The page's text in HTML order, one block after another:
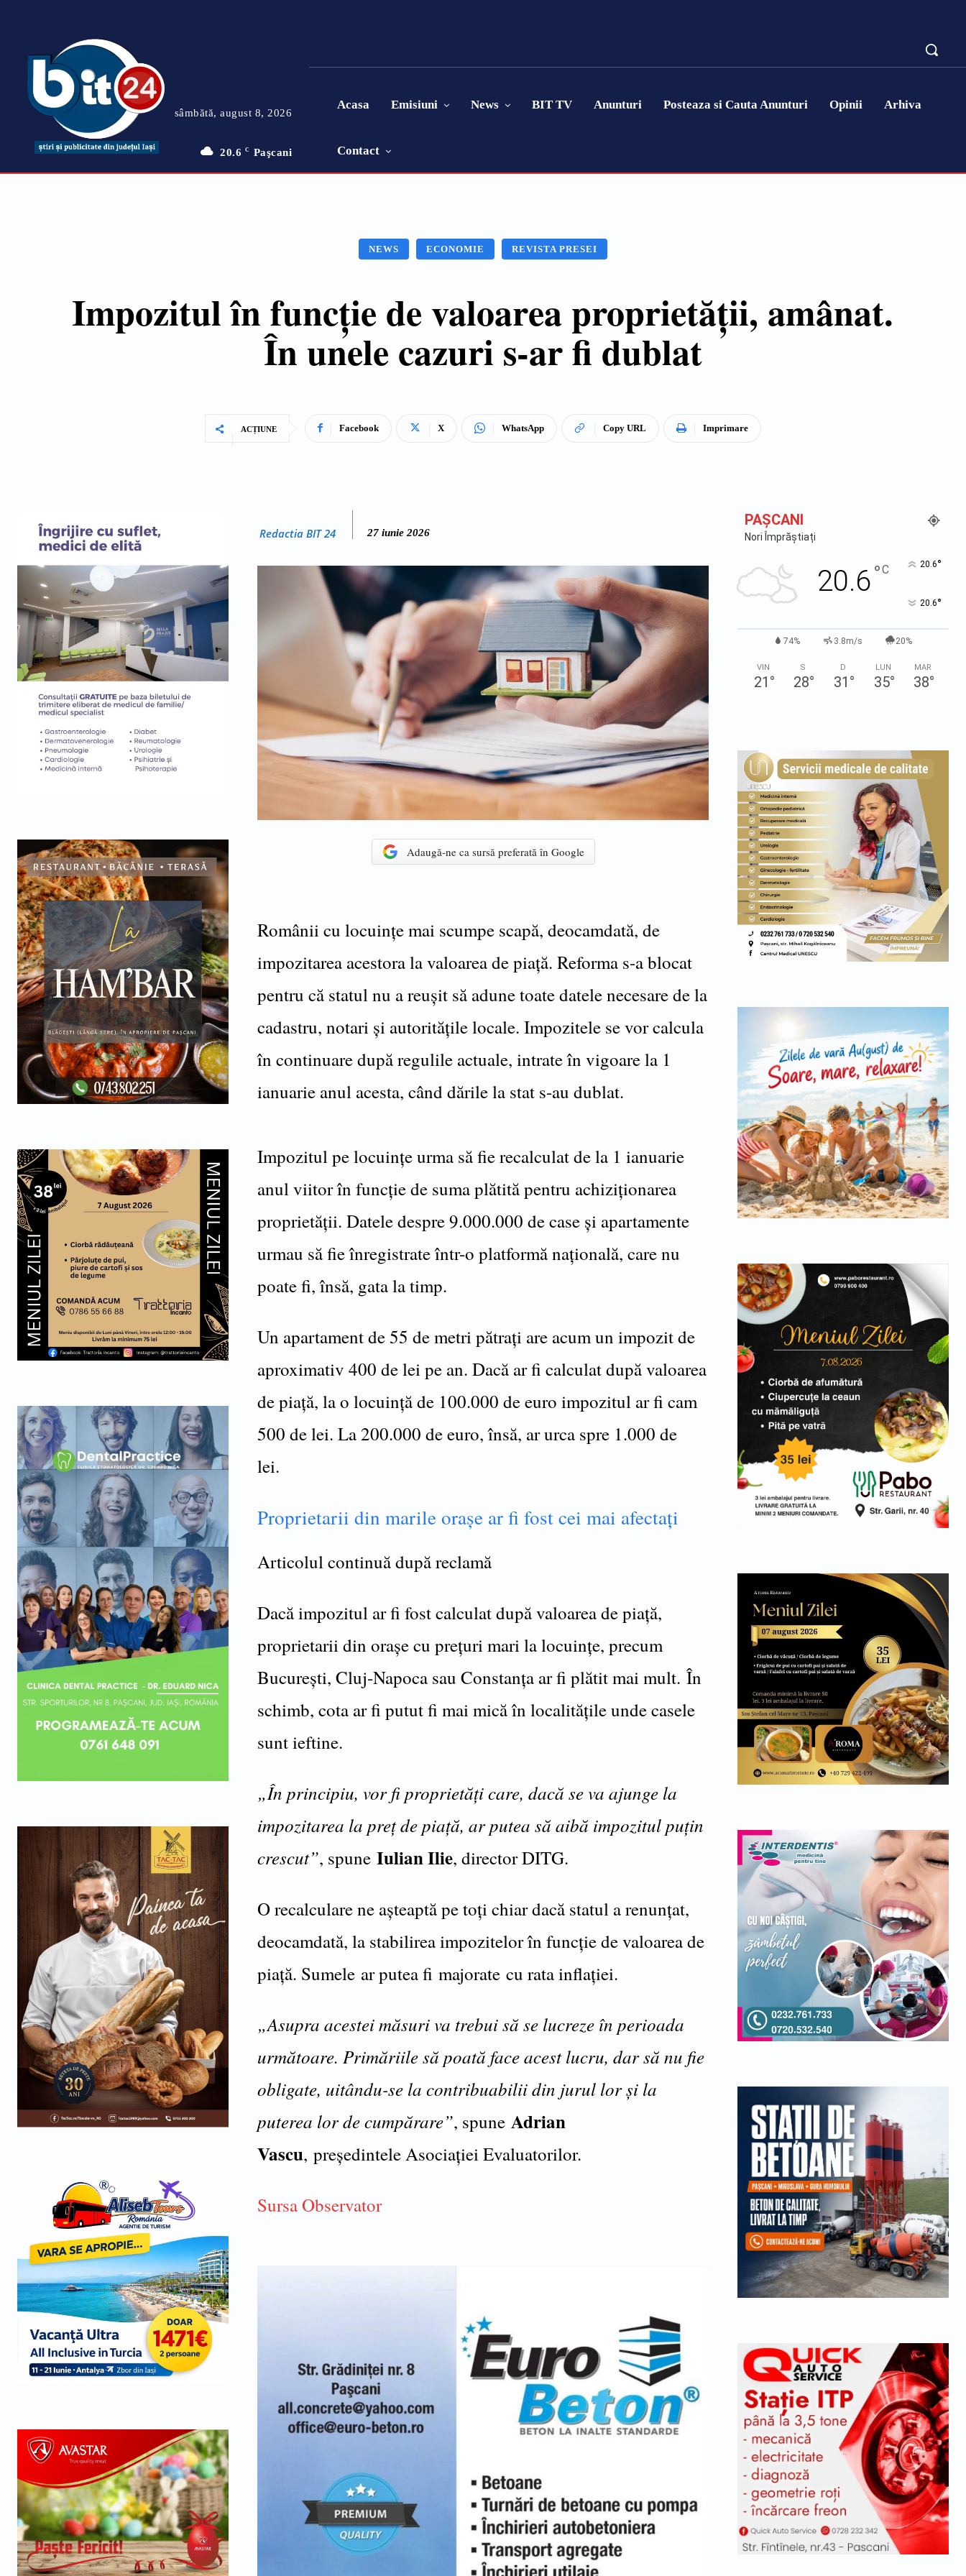
sâmbătă, august 8, 2026
20.6 C Paşcani
Acasa Emisiuni News BIT TV Anunturi Posteaza si Cauta Anunturi Opinii Arhiva
Contact
NEWS ECONOMIE REVISTA PRESEI
Impozitul în funcţie de valoarea proprietăţii, amânat.
În unele cazuri s-ar fi dublat
ACȚIUNE Facebook X WhatsApp Copy URL Imprimare
Redactia BIT 24 27 iunie 2026
Adaugă-ne ca sursă preferată în Google
Românii cu locuințe mai scumpe scapă, deocamdată, de
impozitarea acestora la valoarea de piață. Reforma s-a blocat
pentru că statul nu a reușit să adune toate datele necesare de la
cadastru, notari și autoritățile locale. Impozitele se vor calcula
în continuare după regulile actuale, intrate în vigoare la 1
ianuarie anul acesta, când dările la stat s-au dublat.
Impozitul pe locuinţe urma să fie recalculat de la 1 ianuarie
anul viitor în funcţie de suma plătită pentru achiziţionarea
proprietăţii. Datele despre 9.000.000 de case şi apartamente
urmau să fie înregistrate într-o platformă naţională, care nu
poate fi, însă, gata la timp.
Un apartament de 55 de metri pătrați are acum un impozit de
aproximativ 400 de lei pe an. Dacă ar fi calculat după valoarea
de piață, la o locuință de 100.000 de euro impozitul ar fi cam
500 de lei. La 200.000 de euro, însă, ar urca spre 1.000 de
lei.
Proprietarii din marile oraşe ar fi fost cei mai afectaţi
Articolul continuă după reclamă
Dacă impozitul ar fi fost calculat după valoarea de piaţă,
proprietarii din oraşe cu preţuri mari la locuinţe, precum
Bucureşti, Cluj-Napoca sau Constanţa ar fi plătit mai mult. În
schimb, cota ar fi putut fi mai mică în localităţile unde casele
sunt ieftine.
„În principiu, vor fi proprietăţi care, dacă se va ajunge la
impozitarea la preţ de piaţă, ar putea să aibă impozitul puţin
crescut”, spune Iulian Ilie, director DITG.
O recalculare ne aşteaptă pe toţi chiar dacă statul a renunţat,
deocamdată, la stabilirea impozitelor în funcţie de valoarea de
piaţă. Sumele ar putea fi majorate cu rata inflaţiei.
„Asupra acestei măsuri va trebui să se lucreze în perioada
următoare. Primăriile să poată face acest lucru, dar să nu fie
obligate, uitându-se la contribuabilii din jurul lor şi la
puterea lor de cumpărare”, spune Adrian
Vascu, președintele Asociației Evaluatorilor.
Sursa Observator
PAŞCANI
Nori Împrăștiați
20.6°C 20.6°
20.6°
74% 3.8m/s 20%
VIN
21 °
S
28°
D
31 °
LUN
35°
MAR
38°